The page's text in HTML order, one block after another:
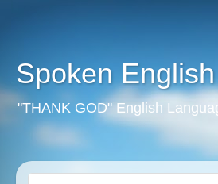
Spoken
"THANK GOD" English